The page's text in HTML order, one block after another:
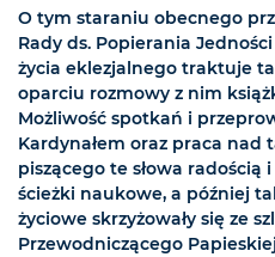
O tym staraniu obecnego
Rady ds. Popierania
życia eklezjalnego traktuje ta
oparciu rozmowy z nim
Możliwość spotkań i
Kardynałem oraz praca nad
piszącego te słowa radością
ścieżki naukowe, a później
życiowe skrzyżowały się ze
Przewodniczącego